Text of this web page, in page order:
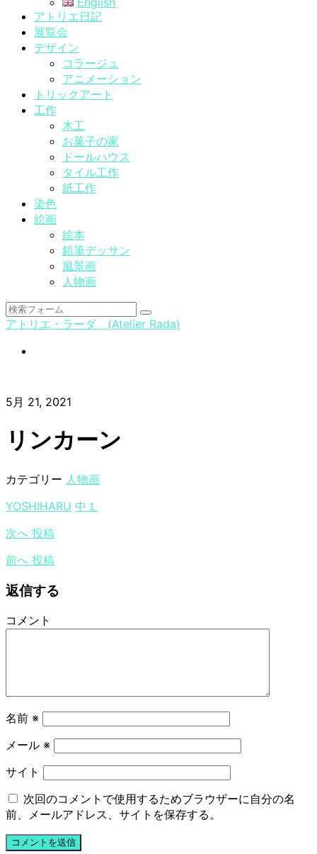
アトリエ日記
展覧会
デザイン
コラージュ
アニメーション
トリックアート
工作
木工
お菓子の家
ドールハウス
タイル工作
紙工作
染色
絵画
絵本
鉛筆デッサン
風景画
人物画
検
索
アトリエ・ラーダ (Atelier Rada)
5月 21, 2021
リンカーン
カテゴリー 人物画
YOSHIHARU 中１
次へ 投稿
前へ 投稿
返信する
コメント
名前 ※
メール ※
サイト
次回のコメントで使用するためブラウザーに自分の名
前、メールアドレス、サイトを保存する。